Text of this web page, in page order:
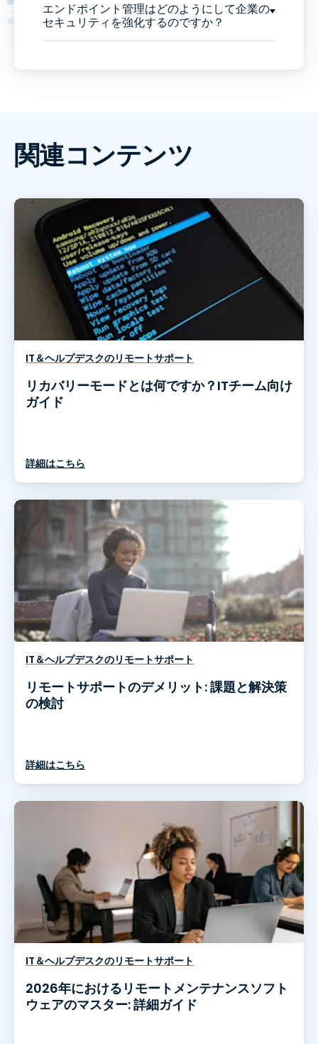
エンドポイント管理はどのようにして企業の
セキュリティを強化するのですか？
関連コンテンツ
IT＆ヘルプデスクのリモートサポート
リカバリーモードとは何ですか？ITチーム向け
ガイド
詳細はこちら
IT＆ヘルプデスクのリモートサポート
リモートサポートのデメリット: 課題と解決策
の検討
詳細はこちら
IT＆ヘルプデスクのリモートサポート
2026年におけるリモートメンテナンスソフト
ウェアのマスター: 詳細ガイド